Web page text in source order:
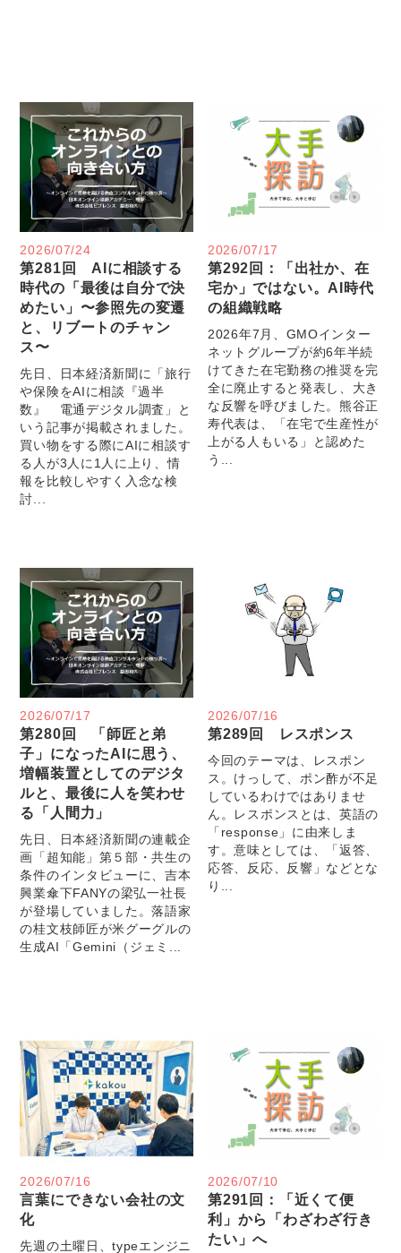
2026/07/24
第281回 AIに相談する
時代の「最後は自分で決
めたい」〜参照先の変遷
と、リブートのチャン
ス〜
先日、日本経済新聞に「旅行
や保険をAIに相談『過半
数』 電通デジタル調査」と
いう記事が掲載されました。
買い物をする際にAIに相談す
る人が3人に1人に上り、情
報を比較しやすく入念な検
討...
2026/07/17
第292回：「出社か、在
宅か」ではない。AI時代
の組織戦略
2026年7月、GMOインター
ネットグループが約6年半続
けてきた在宅勤務の推奨を完
全に廃止すると発表し、大き
な反響を呼びました。熊谷正
寿代表は、「在宅で生産性が
上がる人もいる」と認めた
う...
2026/07/17
第280回 「師匠と弟
子」になったAIに思う、
増幅装置としてのデジタ
ルと、最後に人を笑わせ
る「人間力」
先日、日本経済新聞の連載企
画「超知能」第５部・共生の
条件のインタビューに、吉本
興業傘下FANYの梁弘一社長
が登場していました。落語家
の桂文枝師匠が米グーグルの
生成AI「Gemini（ジェミ...
2026/07/16
第289回 レスポンス
今回のテーマは、レスポン
ス。けっして、ポン酢が不足
しているわけではありませ
ん。レスポンスとは、英語の
「response」に由来しま
す。意味としては、「返答、
応答、反応、反響」などとな
り...
2026/07/16
言葉にできない会社の文
化
先週の土曜日、typeエンジニ
2026/07/10
第291回：「近くて便
利」から「わざわざ行き
たい」へ